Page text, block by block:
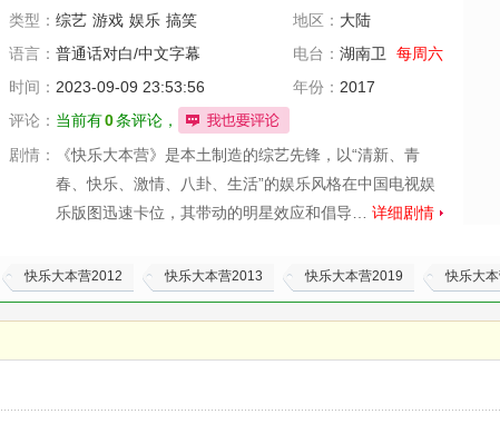
类型： 综艺 游戏 娱乐 搞笑 地区： 大陆
语言： 普通话对白/中文字幕 电台： 湖南卫
每周六
更新一集,尽请
时间： 2023-09-09 23:53:56 年份： 2017
评论： 当前有0条评论，
剧情：
《快乐大本营》是本土制造的综艺先锋，以“清新、青
春、快乐、激情、八卦、生活”的娱乐风格在中国电视娱
乐版图迅速卡位，其带动的明星效应和倡导… 详细剧情
快乐大本营2012 快乐大本营2013 快乐大本营2019 快乐大